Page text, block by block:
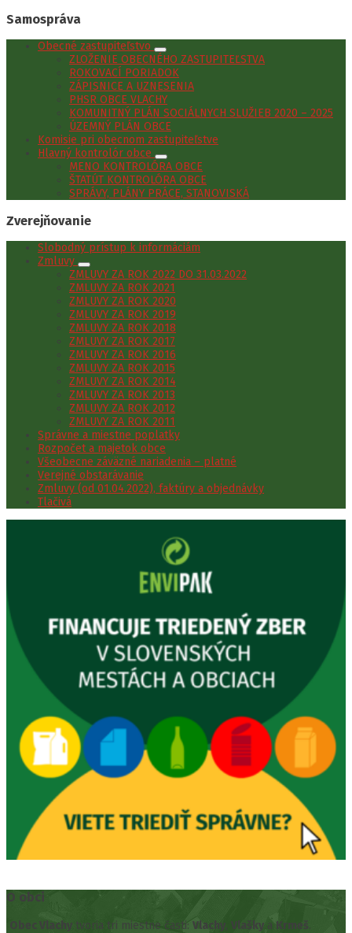
Samospráva
Obecné zastupiteľstvo
ZLOŽENIE OBECNÉHO ZASTUPITEĽSTVA
ROKOVACÍ PORIADOK
ZÁPISNICE A UZNESENIA
PHSR OBCE VLACHY
KOMUNITNÝ PLÁN SOCIÁLNYCH SLUŽIEB 2020 – 2025
ÚZEMNÝ PLÁN OBCE
Komisie pri obecnom zastupiteľstve
Hlavný kontrolór obce
MENO KONTROLÓRA OBCE
ŠTATÚT KONTROLÓRA OBCE
SPRÁVY, PLÁNY PRÁCE, STANOVISKÁ
Zverejňovanie
Slobodný prístup k informáciám
Zmluvy
ZMLUVY ZA ROK 2022 DO 31.03.2022
ZMLUVY ZA ROK 2021
ZMLUVY ZA ROK 2020
ZMLUVY ZA ROK 2019
ZMLUVY ZA ROK 2018
ZMLUVY ZA ROK 2017
ZMLUVY ZA ROK 2016
ZMLUVY ZA ROK 2015
ZMLUVY ZA ROK 2014
ZMLUVY ZA ROK 2013
ZMLUVY ZA ROK 2012
ZMLUVY ZA ROK 2011
Správne a miestne poplatky
Rozpočet a majetok obce
Všeobecne záväzné nariadenia – platné
Verejné obstarávanie
Zmluvy (od 01.04.2022), faktúry a objednávky
Tlačivá
O obci
Obec Vlachy tvoria tri miestne časti: Vlachy Vlašky a Krmeš.